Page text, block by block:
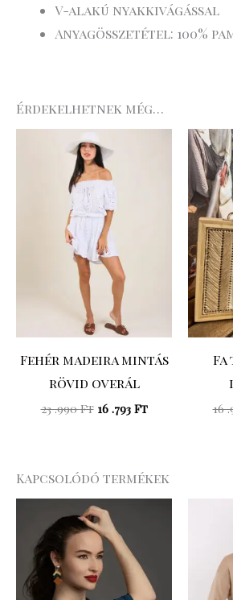
V-alakú nyakkivágással
Anyagösszetétel: 100%
Érdekelhetnek még…
Fehér madeira mintás
rövid overál
23 .990Ft
price
was:
23
.990 Ft.
16 .793 Ft
Current
16
Kapcsolódó termékek